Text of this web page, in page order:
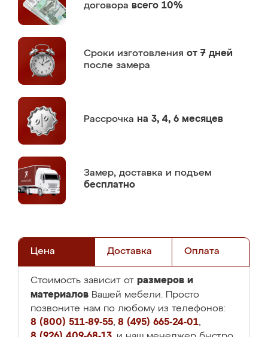
договора всего 10%
Сроки изготовления от 7 дней
после замера
Рассрочка на 3, 4, 6 месяцев
Замер, доставка и подъем
бесплатно
Цена Доставка Оплата
Стоимость зависит от размеров и
материалов Вашей мебели. Просто
позвоните нам по любому из телефонов:
8 (800) 511-89-55, 8 (495) 665-24-01,